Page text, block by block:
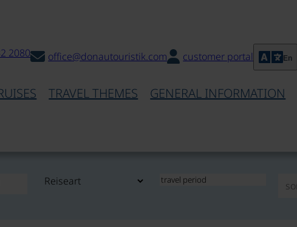
2080 office@donautouristik.com customer portal En
TRAVEL THEMES GENERAL INFORMATION